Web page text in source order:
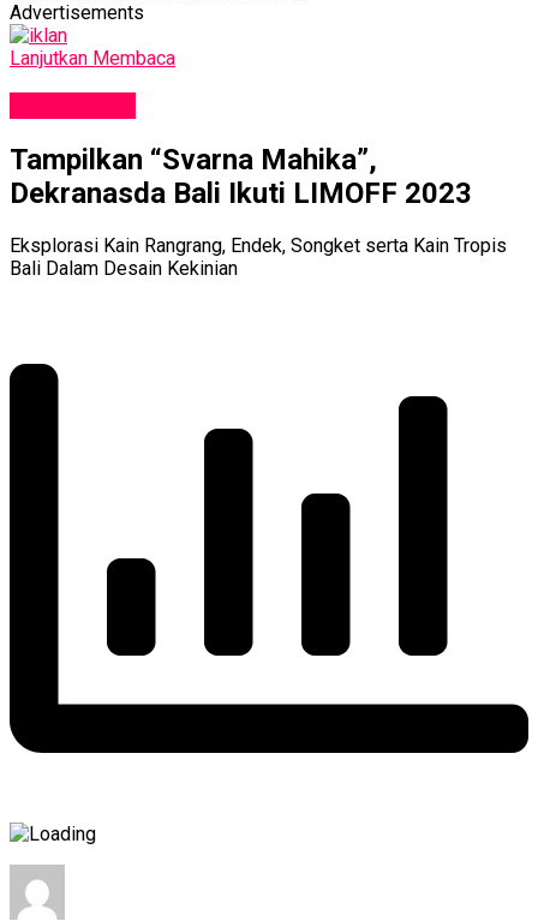
Advertisements
Lanjutkan Membaca
Tampilkan “Svarna Mahika”,
Dekranasda Bali Ikuti LIMOFF 2023
Eksplorasi Kain Rangrang, Endek, Songket serta Kain Tropis
Bali Dalam Desain Kekinian